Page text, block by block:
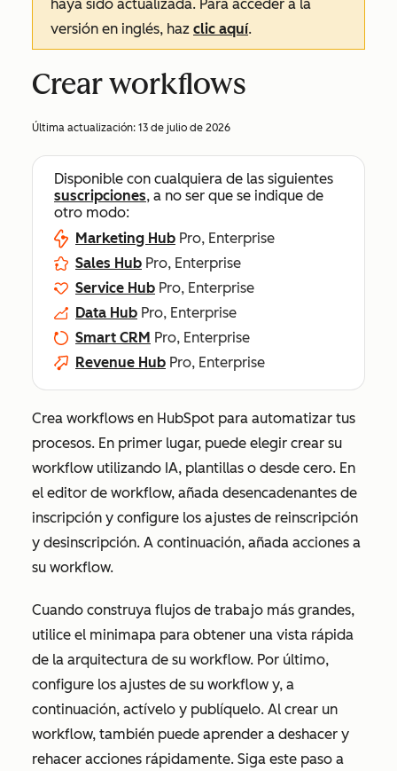
haya sido actualizada. Para acceder a la
versión en inglés, haz clic aquí.
Crear workflows
Última actualización: 13 de julio de 2026
Disponible con cualquiera de las siguientes
suscripciones, a no ser que se indique de
otro modo:
Marketing Hub Pro, Enterprise
Sales Hub Pro, Enterprise
Service Hub Pro, Enterprise
Data Hub Pro, Enterprise
Smart CRM Pro, Enterprise
Revenue Hub Pro, Enterprise
Crea workflows en HubSpot para automatizar tus
procesos. En primer lugar, puede elegir crear su
workflow utilizando IA, plantillas o desde cero. En
el editor de workflow, añada desencadenantes de
inscripción y configure los ajustes de reinscripción
y desinscripción. A continuación, añada acciones a
su workflow.
Cuando construya flujos de trabajo más grandes,
utilice el minimapa para obtener una vista rápida
de la arquitectura de su workflow. Por último,
configure los ajustes de su workflow y, a
continuación, actívelo y publíquelo. Al crear un
workflow, también puede aprender a deshacer y
rehacer acciones rápidamente. Siga este paso a